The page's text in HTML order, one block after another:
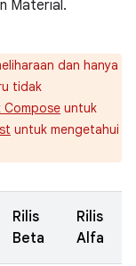
Material.
dan hanya
tidak
untuk
untuk mengetahui
Rilis
Beta
Rilis
Alfa